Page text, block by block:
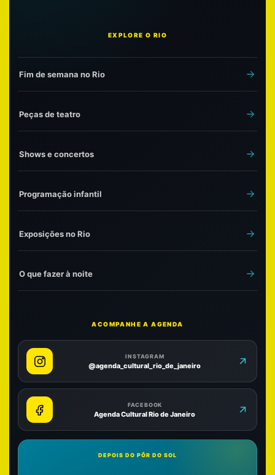
EXPLORE O RIO
Fim de semana no Rio
Peças de teatro
Shows e concertos
Programação infantil
Exposições no Rio
O que fazer à noite
ACOMPANHE A AGENDA
INSTAGRAM
@agenda_cultural_rio_de_janeiro
FACEBOOK
Agenda Cultural Rio de Janeiro
DEPOIS DO PÔR DO SOL